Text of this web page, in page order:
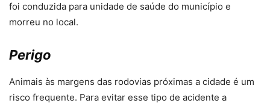
foi conduzida para unidade de saúde do município e
morreu no local.
Perigo
Animais às margens das rodovias próximas a cidade é um
risco frequente. Para evitar esse tipo de acidente a